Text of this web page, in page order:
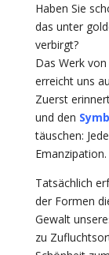
Haben Sie
das unter
verbirgt?
Das Werk von
erreicht uns
Zuerst
und den
täuschen:
Emanzipation.
Tatsächlich
der Formen
Gewalt
zu